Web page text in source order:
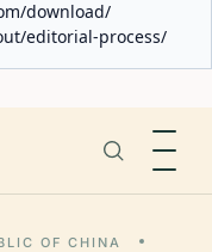
download/
editorial-process/
OF CHINA